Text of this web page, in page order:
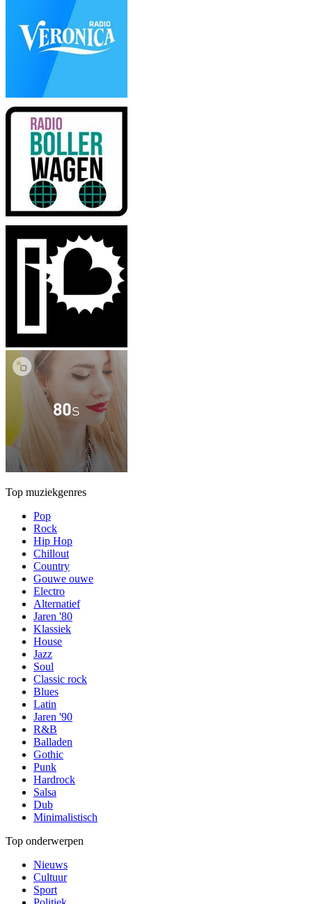
Top muziekgenres
Pop
Rock
Hip Hop
Chillout
Country
Gouwe ouwe
Electro
Alternatief
Jaren '80
Klassiek
House
Jazz
Soul
Classic rock
Blues
Latin
Jaren '90
R&B
Balladen
Gothic
Punk
Hardrock
Salsa
Dub
Minimalistisch
Top onderwerpen
Nieuws
Cultuur
Sport